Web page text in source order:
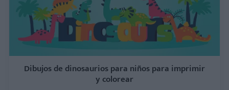
Dibujos de dinosaurios para niños para imprimir
y colorear